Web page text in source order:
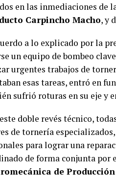
en las inmediaciones de
Carpincho Macho, y
a lo explicado por la
un equipo de bombeo
urgentes trabajos de
esas tareas, entró en
sufrió roturas en su eje y
doble revés técnico,
de tornería
para lograr una
de forma conjunta por
de Producción